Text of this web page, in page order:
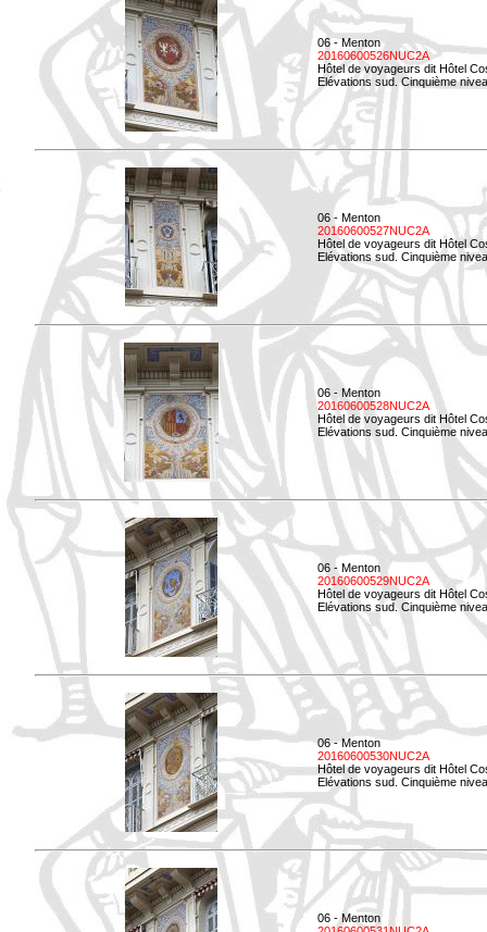
06 - Menton
20160600526NUC2A
Hôtel de voyageurs dit Hôtel
Elévations sud. Cinquième
06 - Menton
20160600527NUC2A
Hôtel de voyageurs dit Hôtel
Elévations sud. Cinquième
06 - Menton
20160600528NUC2A
Hôtel de voyageurs dit Hôtel
Elévations sud. Cinquième
06 - Menton
20160600529NUC2A
Hôtel de voyageurs dit Hôtel
Elévations sud. Cinquième
06 - Menton
20160600530NUC2A
Hôtel de voyageurs dit Hôtel
Elévations sud. Cinquième
06 - Menton